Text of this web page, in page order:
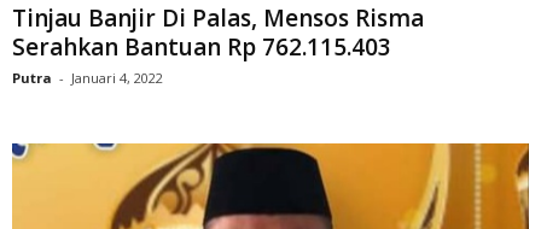
Tinjau Banjir Di Palas, Mensos Risma
Serahkan Bantuan Rp 762.115.403
Putra - Januari 4, 2022